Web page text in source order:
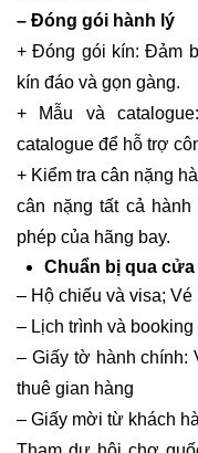
– Đóng gói hành lý
+ Đóng gói kín: Đảm
kín đáo và gọn gàng.
+ Mẫu và
catalogue để hỗ trợ
+ Kiểm tra cân nặng
cân nặng tất cả
phép của hãng bay.
Chuẩn bị qua
– Hộ chiếu và visa; Vé
– Lịch trình và booking
– Giấy tờ hành chính:
thuê gian hàng
– Giấy mời từ khách